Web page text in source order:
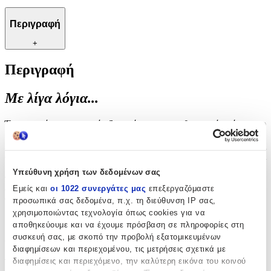
Υπεύθυνη χρήση των δεδομένων σας
Εμείς και οι 1022 συνεργάτες μας επεξεργαζόμαστε
προσωπικά σας δεδομένα, π.χ. τη διεύθυνση IP σας,
χρησιμοποιώντας τεχνολογία όπως cookies για να
αποθηκεύουμε και να έχουμε πρόσβαση σε πληροφορίες στη
συσκευή σας, με σκοπό την προβολή εξατομικευμένων
διαφημίσεων και περιεχομένου, τις μετρήσεις σχετικά με
διαφημίσεις και περιεχόμενο, την καλύτερη εικόνα του κοινού
Περιγραφή
+
Περιγραφή
Με λίγα λόγια...
Ένα κομψό και πρακτικό αξεσουάρ για την καθημερινότητά σας, το
μπρελόκ Kikkerland συνδυάζει την αισθητική με τη
λειτουργικότητα. Ιδανικό για να κρατάτε τα κλειδιά σας
μια μοναδική πινελιά στυλ που ξεχωρίζει. Κατασκευασμένο με
προσοχή στη λεπτομέρεια, αποτελεί μια εξαιρετική επιλογή για
όσους εκτιμούν την ποιότητα και την πρωτοτυπία στα προσωπικά
τους αντικείμενα. Είτε για προσωπική χρήση είτε ως δώρο, το
μπρελόκ Kikkerland είναι βέβαιο ότι θα εντυπωσιάσει.
Χαρακτηριστικά
Τύπος: